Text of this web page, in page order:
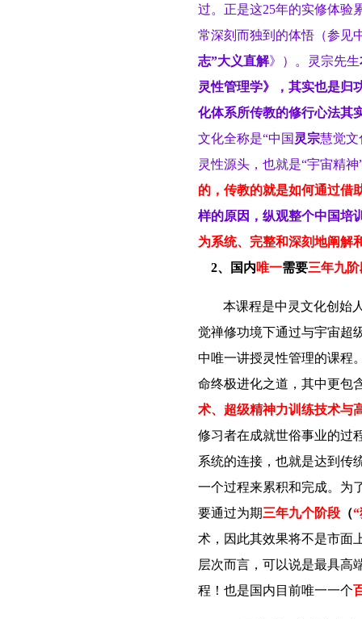
过。正是这25年的实修体验
常深刻而独到的体悟（参见
志”大义直解》）。灵宗先生
灵性管理学》，其实也是归
化体系所传教的修行心法其
文化全称是“中国 灵宗慧觉文
灵性源头，也就是“宇宙精神
的，传教的就是如何通过借
样的原因，纵观整个中国培
为系统、完整和深刻地阐解
2、国内唯一需要三年九阶
本课程是中灵文化创始
觉禅修功境下通过与宇宙超
中唯一讲授灵性管理的课程
命终极进化之道，其中更包
术、超级精神力训练技术与
修习者在成就世俗事业的过
系统的连接，也就是达到传
一个过程来累积和完成。为
要通过为期三年九个阶段 （
术，因此其效果将不是市面
层次而言，可以说是最具高
程！ 也是国内目前唯一一个